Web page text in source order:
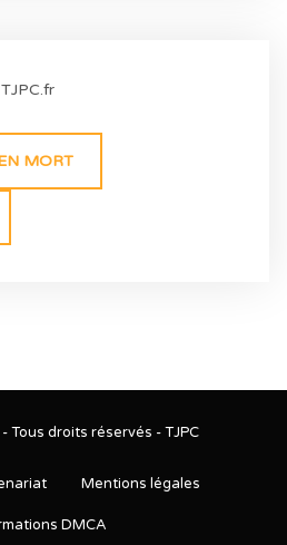
MORT
Tous droits réservés - TJPC
Mentions légales
DMCA